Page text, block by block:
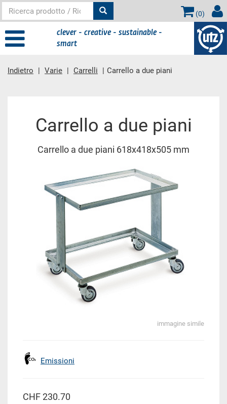
(0)
clever - creative - sustainable -
smart
Indietro Varie Carrelli Carrello a due piani
Carrello a due piani
Carrello a due piani 618x418x505 mm
immagine simile
Emissioni
CHF 230.70